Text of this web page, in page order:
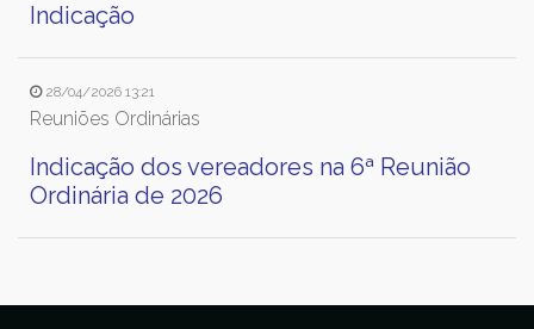
Indicação
28/04/2026 13:21
Reuniões Ordinárias
Indicação dos vereadores na 6ª Reunião
Ordinária de 2026